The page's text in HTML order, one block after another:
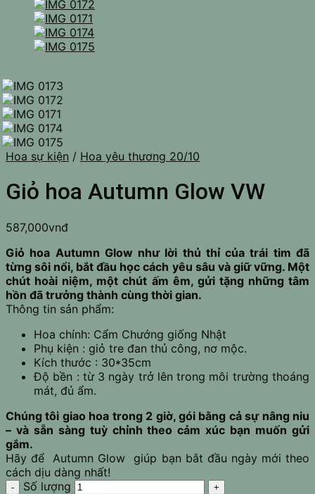
Hoa sự kiện / Hoa yêu thương 20/10
Giỏ hoa Autumn Glow VW
587,000vnđ
Giỏ hoa Autumn Glow như lời thủ thỉ của trái tim đã
từng sôi nổi, bắt đầu học cách yêu sâu và giữ vững. Một
chút hoài niệm, một chút ấm êm, gửi tặng những tâm
hồn đã trưởng thành cùng thời gian.
Thông tin sản phẩm:
Hoa chính: Cẩm Chướng giống Nhật
Phụ kiện : giỏ tre đan thủ công, nơ mộc.
Kích thước : 30*35cm
Độ bền : từ 3 ngày trở lên trong môi trường thoáng
mát, đủ ẩm.
Chúng tôi giao hoa trong 2 giờ, gói bằng cả sự nâng niu
– và sẵn sàng tuỳ chỉnh theo cảm xúc bạn muốn gửi
gắm.
Hãy để Autumn Glow giúp bạn bắt đầu ngày mới theo
cách dịu dàng nhất!
Số lượng